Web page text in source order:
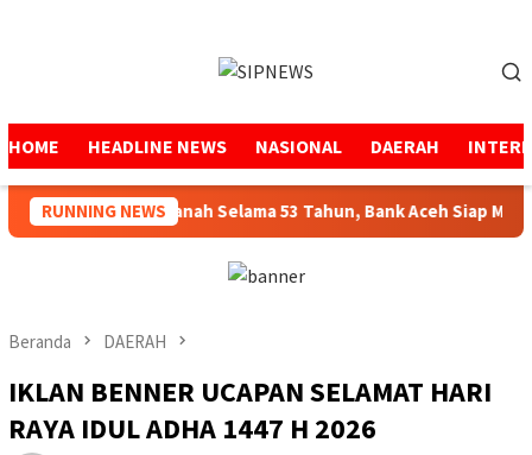
HOME HEADLINE NEWS NASIONAL DAERAH
RUNNING NEWS
Menjaga Amanah Selama 53 Tahun, Bank Aceh Siap
Beranda DAERAH
IKLAN BENNER UCAPAN SELAMAT HARI
RAYA IDUL ADHA 1447 H 2026